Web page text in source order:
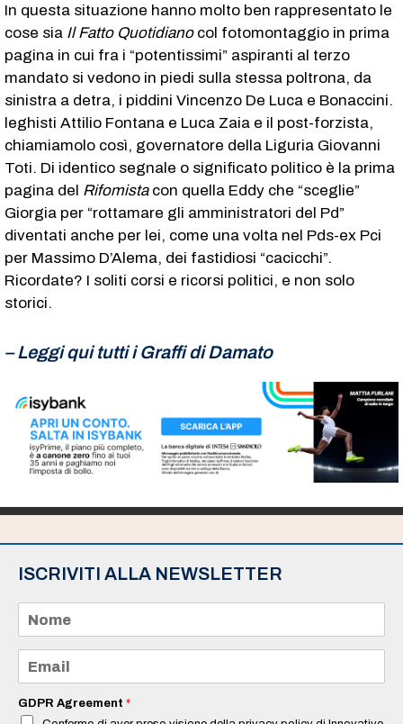
In questa situazione hanno molto ben rappresentato le
cose sia Il Fatto Quotidianocol fotomontaggio in prima
pagina in cui fra i “potentissimi” aspiranti al terzo
mandato si vedono in piedi sulla stessa poltrona, da
sinistra a detra, i piddini Vincenzo De Luca e Bonaccini.
leghisti Attilio Fontana e Luca Zaia e il post-forzista,
chiamiamolo così, governatore della Liguria Giovanni
Toti. Di identico segnale o significato politico è la prima
pagina del Rifomistacon quella Eddy che “sceglie”
Giorgia per “rottamare gli amministratori del Pd”
diventati anche per lei, come una volta nel Pds-ex Pci
per Massimo D’Alema, dei fastidiosi “cacicchi”.
Ricordate? I soliti corsi e ricorsi politici, e non solo
storici.
– Leggi qui tutti iGraffi di Damato
ISCRIVITI ALLA NEWSLETTER
m
e
a
iGDPR Agreement *